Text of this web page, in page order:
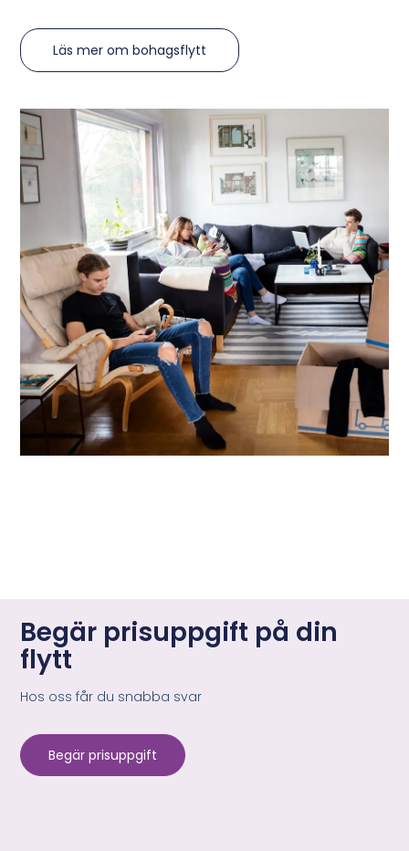
Läs mer om bohagsflytt
Begär prisuppgift på din
flytt
Hos oss får du snabba svar
Begär prisuppgift